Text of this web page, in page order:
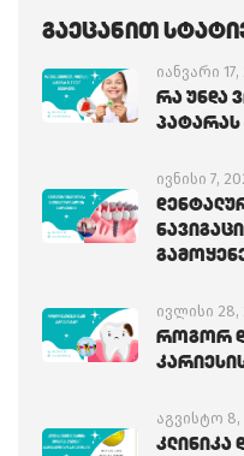
Გაეცანით
იანვარი 17,
Რა Უნდა
Პატარას
ივნისი 7,
ივლისი 28,
Როგორ
აგვისტო 8,
Კლინიკა